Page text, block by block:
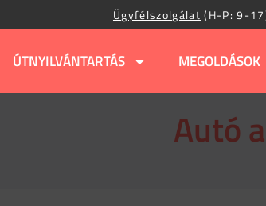
Ügyfélszolgálat (H-P: 9-
ÚTNYILVÁNTARTÁS MEGOLDÁSOK
Autó